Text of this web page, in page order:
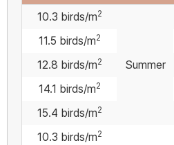
10.3 birds/m2
Summer
11.5 birds/m2
12.8 birds/m2
14.1 birds/m2
15.4 birds/m2
10.3 birds/m2